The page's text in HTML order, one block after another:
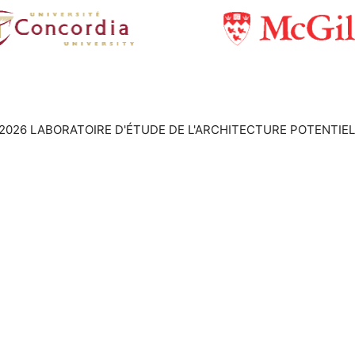
LABORATOIRE D'ÉTUDE DE L'ARCHITECTURE